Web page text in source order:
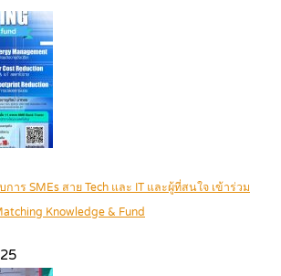
าร SMEs สาย Tech และ IT และผู้ที่สนใจ เข้าร่วม
Knowledge & Fund